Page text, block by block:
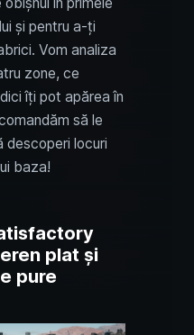
în primele
și pentru a-ți
Vom analiza
zone, ce
îți pot apărea în
să le
descoperi locuri
baza!
plat și
pure